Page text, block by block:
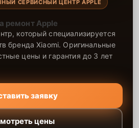
СЕРВИСНЫЙ ЦЕНТР APPLE
ремонт Apple
который специализируется
бренда Xiaomi. Оригинальные
цены и гарантия до 3 лет
заявку
цены